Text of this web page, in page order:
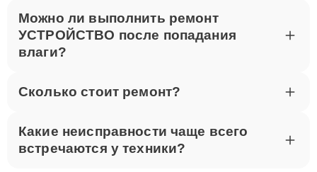
Можно ли выполнить ремонт
УСТРОЙСТВО после попадания
влаги?
Сколько стоит ремонт?
Какие неисправности чаще всего
встречаются у техники?